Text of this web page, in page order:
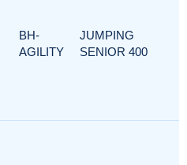
BH-
AGILITY
JUMPING
SENIOR 400